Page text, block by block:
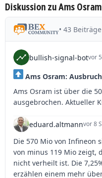
Diskussion zu Ams Osram